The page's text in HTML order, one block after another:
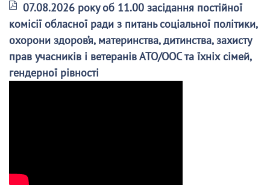
07.08.2026 року об 11.00 засідання постійної
комісії обласної ради з питань соціальної політики,
охорони здоров’я, материнства, дитинства, захисту
прав учасників і ветеранів АТО/ООС та їхніх сімей,
гендерної рівності